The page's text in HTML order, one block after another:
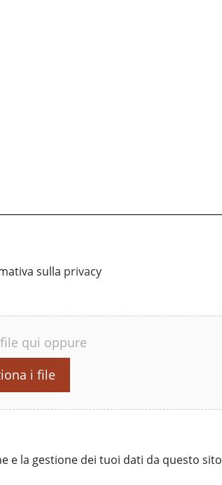
sulla privacy
qui oppure
i file
e la gestione dei tuoi dati da questo sito